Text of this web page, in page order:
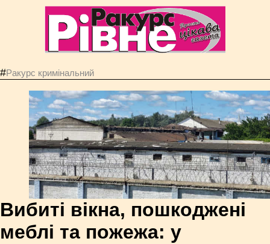
#Ракурс кримінальний
Вибиті вікна, пошкоджені
меблі та пожежа: у